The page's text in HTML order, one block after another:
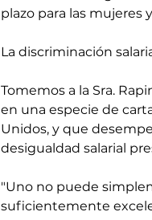
plazo para las mujeres
La discriminación
Tomemos a la Sra.
en una especie de
Unidos, y que
desigualdad salarial
"Uno no puede
suficientemente